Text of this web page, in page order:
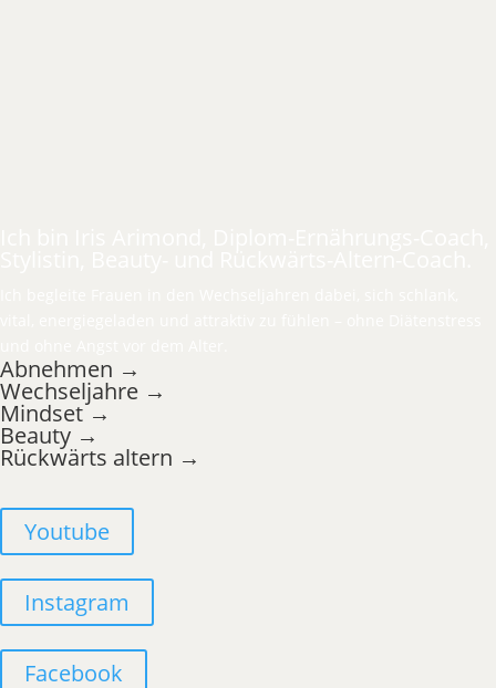
Abnehmen →
Wechseljahre →
Mindset →
Beauty →
Rückwärts altern →
Youtube
Instagram
Facebook